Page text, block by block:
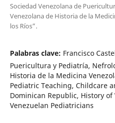
Sociedad Venezolana de
Venezolana de Historia de la
los Ríos”.
Palabras clave: Francisco
Puericultura y Pediatría,
Historia de la Medicina
Pediatric Teaching, Childcare
Dominican Republic, History
Venezuelan Pediatricians